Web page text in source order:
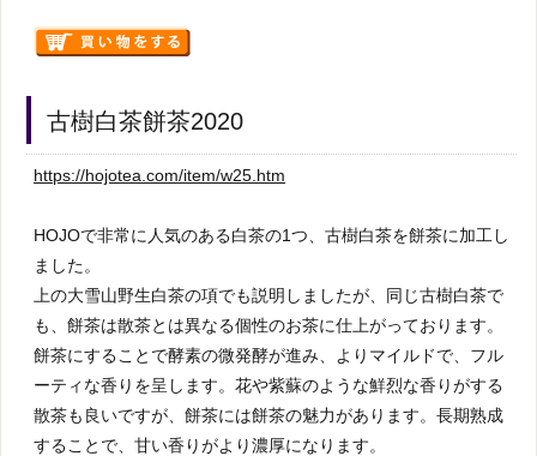
古樹白茶餅茶2020
https://hojotea.com/item/w25.htm
HOJOで非常に人気のある白茶の1つ、古樹白茶を餅茶に加工し
ました。
上の大雪山野生白茶の項でも説明しましたが、同じ古樹白茶で
も、餅茶は散茶とは異なる個性のお茶に仕上がっております。
餅茶にすることで酵素の微発酵が進み、よりマイルドで、フル
ーティな香りを呈します。花や紫蘇のような鮮烈な香りがする
散茶も良いですが、餅茶には餅茶の魅力があります。長期熟成
することで、甘い香りがより濃厚になります。